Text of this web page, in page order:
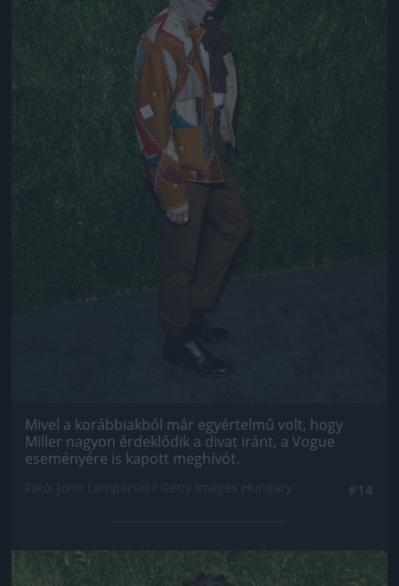
Mivel a korábbiakból már egyértelmű volt, hogy
Miller nagyon érdeklődik a divat iránt, a Vogue
eseményére is kapott meghívót.
Jön még kép!